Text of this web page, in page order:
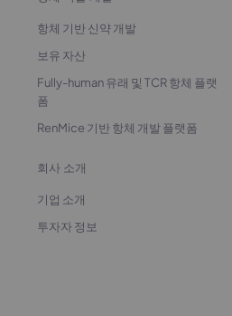
항체 기반 신약 개발
보유 자산
Fully-human 유래 및 TCR 항체 플랫
폼
RenMice 기반 항체 개발 플랫폼
회사 소개
기업 소개
투자자 정보